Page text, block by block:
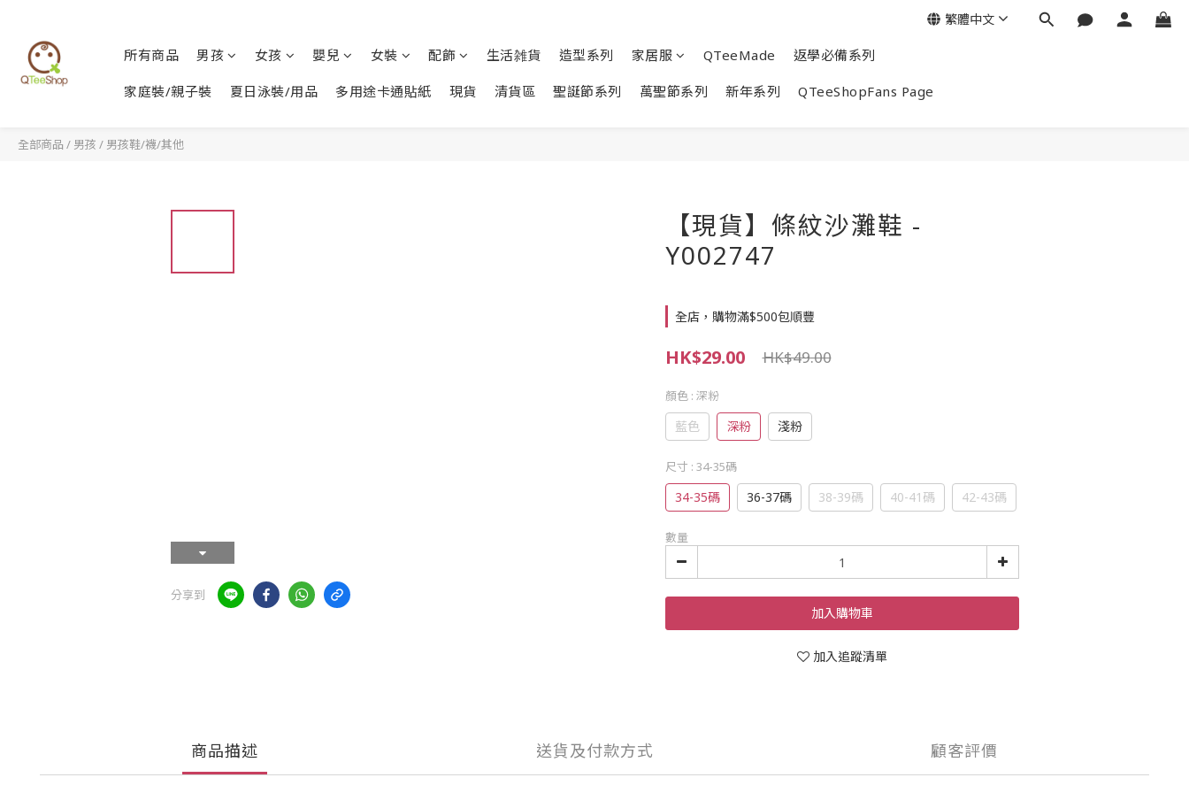
所有商品 男孩 女孩 嬰兒 女裝 配飾 生活雑貨 造型系列 家居服 QTeeMade 返學必備系列
家庭裝/親子裝 夏日泳裝/用品 多用途卡通貼紙 現貨 清貨區 聖誕節系列 萬聖節系列 新年系列 QTeeShopFans Page
繁體中文
全部商品 / 男孩 / 男孩鞋/襪/其他
分享到
【現貨】條紋沙灘鞋 -
Y002747
全店，購物滿$500包順豐
HK$29.00 HK$49.00
顏色 : 深粉
藍色 深粉 淺粉
尺寸 : 34-35碼
34-35碼 36-37碼 38-39碼 40-41碼 42-43碼
數量
加入購物車
加入追蹤清單
商品描述 送貨及付款方式 顧客評價